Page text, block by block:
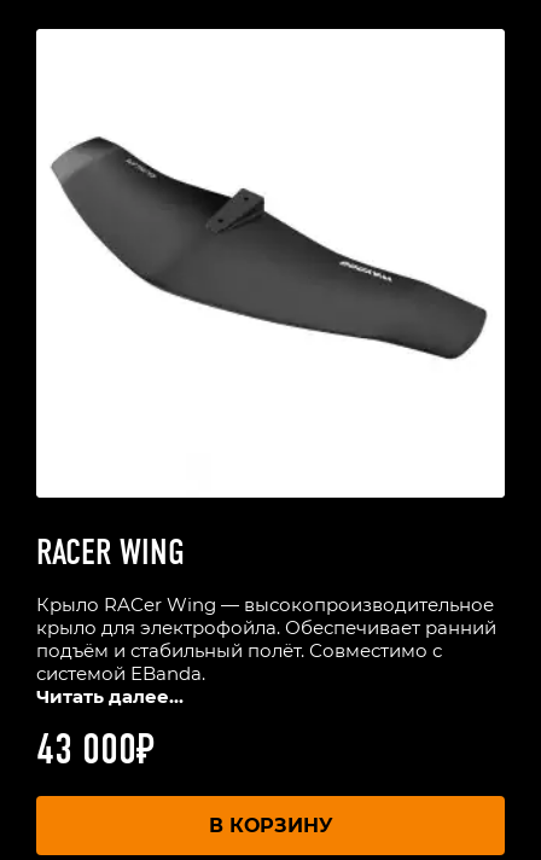
RACER WING
Крыло RACer Wing — высокопроизводительное
крыло для электрофойла. Обеспечивает ранний
подъём и стабильный полёт. Совместимо с
системой EBanda.
Читать далее...
43 000₽
В КОРЗИНУ